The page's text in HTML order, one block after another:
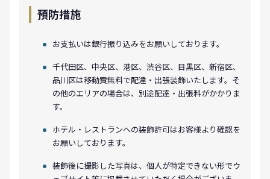
預防措施
お支払いは銀行振り込みをお願いしております。
千代田区、中央区、港区、渋谷区、目黒区、新宿区、
品川区は移動費無料で配達・出張装飾いたします。そ
の他のエリアの場合は、別途配達・出張料がかかりま
す。
ホテル・レストランへの装飾許可はお客様より確認を
お願いしております。
装飾後に撮影した写真は、個人が特定できない形でウ